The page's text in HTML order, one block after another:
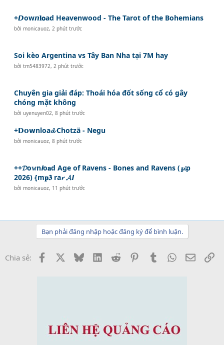
+𝘿ow𝙣𝐥𝗼ad Heavenwood - The Tarot of the Bohemians
bởimonicauoz, 2 phút trước
Soi kèo Argentina vs Tây Ban Nha tại 7M hay
bởitm5483972, 2 phút trước
Chuyên gia giải đáp: Thoái hóa đốt sống cổ có gây
chóng mặt không
bởiuyenuyen02,8 phút trước
+𝗗𝗼𝘄nloa𝓭 Chotzä - Negu
bởimonicauoz,8 phút trước
++𝓓o𝚠n𝙡o𝐚d Age of Ravens - Bones and Ravens (𝔃𝓲p
2026) {m𝐩𝟑 ra𝓻 𝓐𝙡
bởimonicauoz, 11 phút trước
Bạn phải đăng nhập hoặc đăng ký để bình luận.
Chia sẻ: Facebook BlueskyLinkedInReddit PinterestTumblrWhatsApp
Email